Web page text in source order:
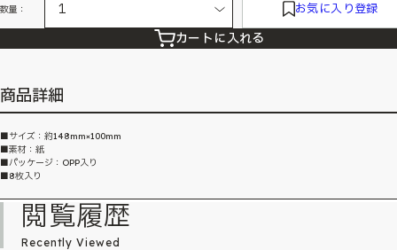
数量： お気に入り登録
カートに入れる
商品詳細
■サイズ：約148mm×100mm
■素材：紙
■パッケージ：OPP入り
■8枚入り
閲覧履歴
Recently Viewed